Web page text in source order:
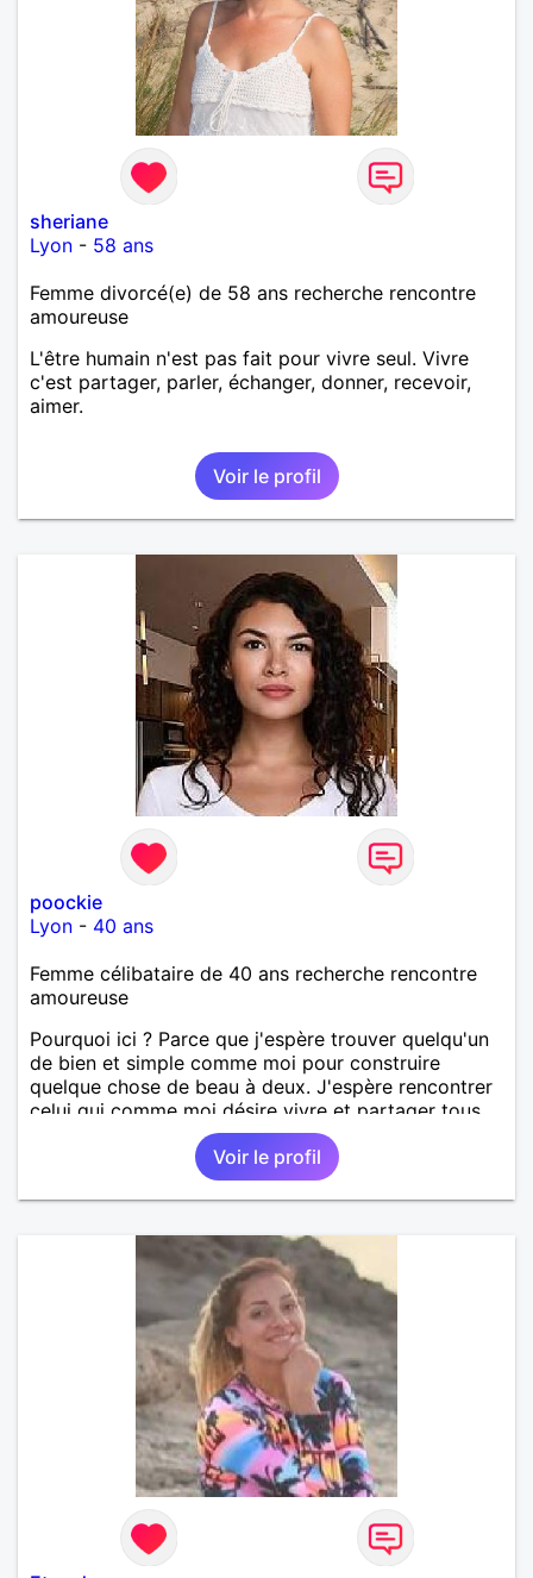
sheriane
Lyon - 58 ans
Femme divorcé(e) de 58 ans recherche rencontre
amoureuse
L'être humain n'est pas fait pour vivre seul. Vivre
c'est partager, parler, échanger, donner, recevoir,
aimer.
Voir le profil
poockie
Lyon - 40 ans
Femme célibataire de 40 ans recherche rencontre
amoureuse
Pourquoi ici ? Parce que j'espère trouver quelqu'un
de bien et simple comme moi pour construire
quelque chose de beau à deux. J'espère rencontrer
celui qui comme moi désire vivre et partager tous
les bons moments que la vie peut nous offrir.
Voir le profil